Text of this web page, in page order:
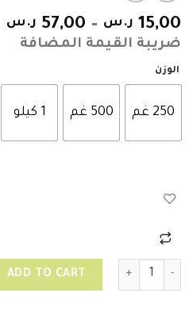
15,00 ر.س –
57,00 ر.س
ضريبة القيمة المضافة
الوزن
250 غم 500 غم 1 كيلو
قرفة اندوسية quantity
ADD TO CART